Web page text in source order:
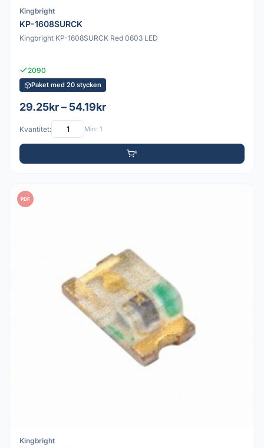
Kingbright
KP-1608SURCK
Kingbright KP-1608SURCK Red 0603 LED
2090
Paket med 20 stycken
29.25kr – 54.19kr
Kvantitet: Min: 1
PDF
Kingbright